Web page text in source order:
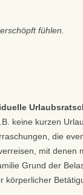
fühlen.
keine kurzen
die
mit denen
Grund der
körperlicher